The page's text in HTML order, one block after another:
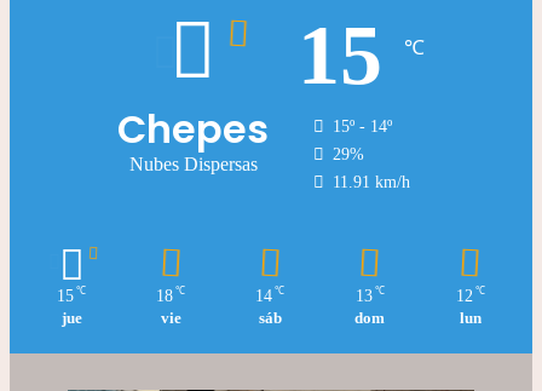
Chepes
Nubes Dispersas
15 ℃
15º - 14º
29%
11.91 km/h
15 ℃
jue
18 ℃
vie
14 ℃
sáb
13 ℃
dom
12 ℃
lun